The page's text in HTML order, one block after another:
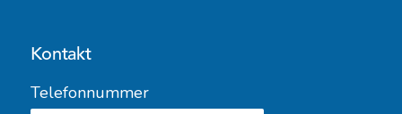
Kontakt
Telefonnummer